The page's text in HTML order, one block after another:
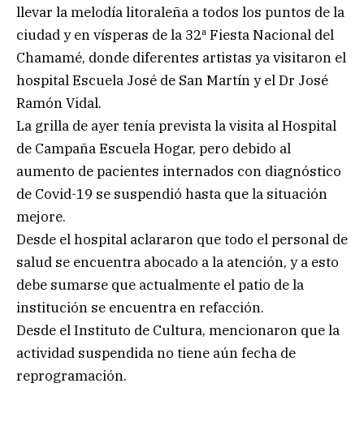
llevar la melodía litoraleña a todos los puntos de la
ciudad y en vísperas de la 32ª Fiesta Nacional del
Chamamé, donde diferentes artistas ya visitaron el
hospital Escuela José de San Martín y el Dr José
Ramón Vidal.
La grilla de ayer tenía prevista la visita al Hospital
de Campaña Escuela Hogar, pero debido al
aumento de pacientes internados con diagnóstico
de Covid-19 se suspendió hasta que la situación
mejore.
Desde el hospital aclararon que todo el personal de
salud se encuentra abocado a la atención, y a esto
debe sumarse que actualmente el patio de la
institución se encuentra en refacción.
Desde el Instituto de Cultura, mencionaron que la
actividad suspendida no tiene aún fecha de
reprogramación.